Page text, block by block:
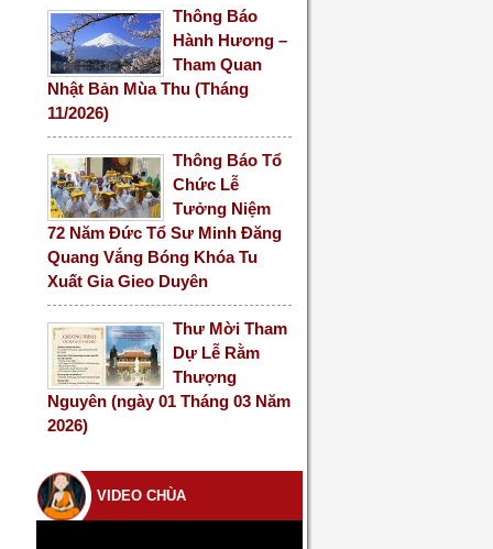
Thông Báo
Hành Hương –
Tham Quan
Nhật Bản Mùa Thu (Tháng
11/2026)
Thông Báo Tổ
Chức Lễ
Tưởng Niệm
72 Năm Đức Tổ Sư Minh Đăng
Quang Vắng Bóng Khóa Tu
Xuất Gia Gieo Duyên
Thư Mời Tham
Dự Lễ Rằm
Thượng
Nguyên (ngày 01 Tháng 03 Năm
2026)
VIDEO CHÙA